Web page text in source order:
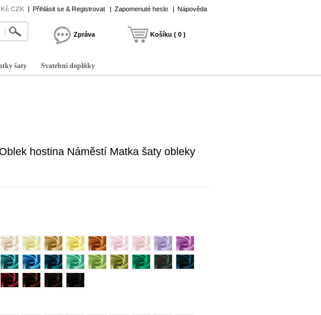
Kč CZK | Přihlásit se & Registrovat | Zapomenuté heslo | Nápověda
Zpráva Košíku ( 0 )
šaty Svatební doplňky
hostina Náměstí Matka šaty obleky